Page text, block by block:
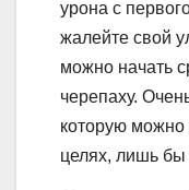
урона с
жалейте свой
можно начать
черепаху.
которую можно
целях, лишь бы